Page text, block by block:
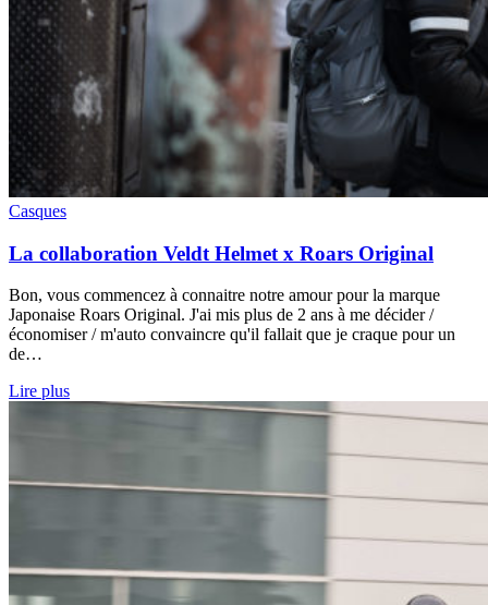
Casques
La collaboration Veldt Helmet x Roars Original
Bon, vous commencez à connaitre notre amour pour la marque
Japonaise Roars Original. J'ai mis plus de 2 ans à me décider /
économiser / m'auto convaincre qu'il fallait que je craque pour un
de…
Lire plus